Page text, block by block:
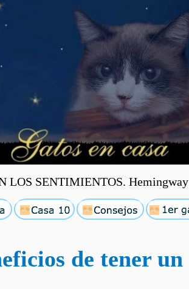
LOS SENTIMIENTOS. Hemingway
de tener un